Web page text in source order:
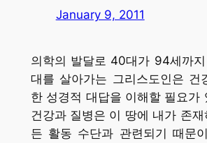
January 9, 2011
의학의 발달로 40대가 94세까
대를 살아가는 그리스도인은 건
한 성경적 대답을 이해할 필요가
건강과 질병은 이 땅에 내가 존재
든 활동 수단과 관련되기 때문